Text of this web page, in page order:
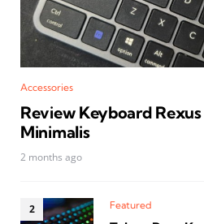
Accessories
Review Keyboard Rexus
Minimalis
2 months ago
Featured